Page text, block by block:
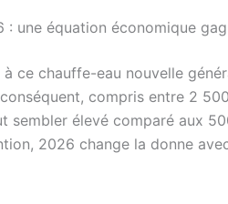
une équation économique
ce chauffe-eau nouvelle
compris entre 2
sembler élevé comparé aux
2026 change la donne